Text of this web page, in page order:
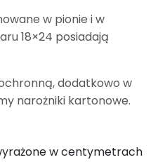
w pionie i w
18×24 posiadają
dodatkowo w
narożniki kartonowe.
w centymetrach